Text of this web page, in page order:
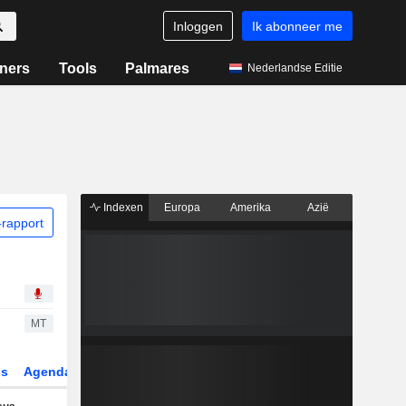
Inloggen Ik abonneer me
Tools Palmares Nederlandse Editie
MT
Agenda
Indexen Europa Amerika Azië